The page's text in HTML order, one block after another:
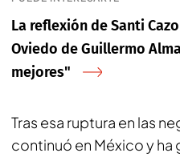
La reflexión de Santi
Oviedo de Guillermo
mejores"
Tras esa ruptura en las
continuó en México y ha